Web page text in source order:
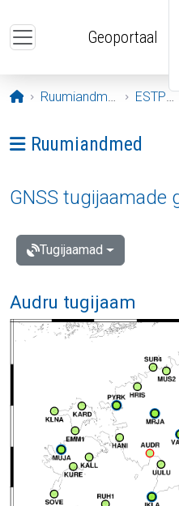
Geoportaal
Avaleht
Ruumiandmed ESTPOS
Ava menüü:
Ruumiandmed
GNSS tugijaamade
Tugijaamad
Audru tugijaam